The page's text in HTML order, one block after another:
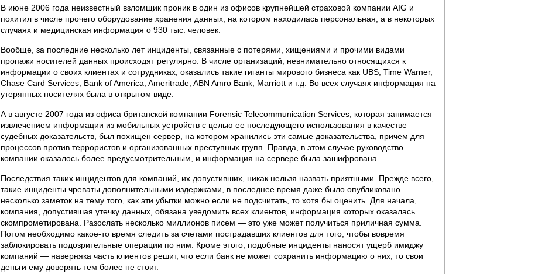
В июне 2006 года неизвестный взломщик проник в один из офисов крупнейшей страховой компании AIG и
похитил в числе прочего оборудование хранения данных, на котором находилась персональная, а в некоторых
случаях и медицинская информация о 930 тыс. человек.
Вообще, за последние несколько лет инциденты, связанные с потерями, хищениями и прочими видами
пропажи носителей данных происходят регулярно. В числе организаций, невнимательно относящихся к
информации о своих клиентах и сотрудниках, оказались такие гиганты мирового бизнеса как UBS, Time Warner,
Chase Card Services, Bank of America, Ameritrade, ABN Amro Bank, Marriott и т.д. Во всех случаях информация на
утерянных носителях была в открытом виде.
А в августе 2007 года из офиса британской компании Forensic Telecommunication Services, которая занимается
извлечением информации из мобильных устройств с целью ее последующего использования в качестве
судебных доказательств, был похищен сервер, на котором хранились эти самые доказательства, причем для
процессов против террористов и организованных преступных групп. Правда, в этом случае руководство
компании оказалось более предусмотрительным, и информация на сервере была зашифрована.
Последствия таких инцидентов для компаний, их допустивших, никак нельзя назвать приятными. Прежде всего,
такие инциденты чреваты дополнительными издержками, в последнее время даже было опубликовано
несколько заметок на тему того, как эти убытки можно если не подсчитать, то хотя бы оценить. Для начала,
компания, допустившая утечку данных, обязана уведомить всех клиентов, информация которых оказалась
скомпрометирована. Разослать несколько миллионов писем — это уже может получиться приличная сумма.
Потом необходимо какое-то время следить за счетами пострадавших клиентов для того, чтобы вовремя
заблокировать подозрительные операции по ним. Кроме этого, подобные инциденты наносят ущерб имиджу
компаний — наверняка часть клиентов решит, что если банк не может сохранить информацию о них, то свои
деньги ему доверять тем более не стоит.